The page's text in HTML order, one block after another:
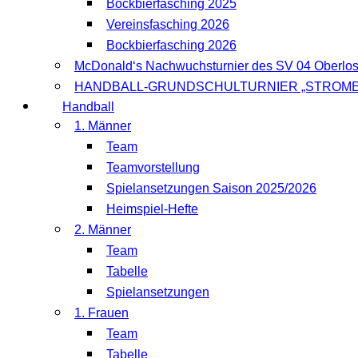
Bockbierfasching 2025
Vereinsfasching 2026
Bockbierfasching 2026
McDonald‘s Nachwuchsturnier des SV 04
HANDBALL-GRUNDSCHULTURNIER
Handball
1. Männer
Team
Teamvorstellung
Spielansetzungen Saison 2025/2026
Heimspiel-Hefte
2. Männer
Team
Tabelle
Spielansetzungen
1. Frauen
Team
Tabelle